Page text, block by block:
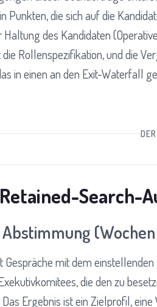
Punkten, die sich auf die
Haltung des Kandidaten
Rollenspezifikation, und die
in einen an den Exit-Waterfall
Search-
Abstimmung (Wochen
Gespräche mit dem
die den zu
Ergebnis ist ein Zielprofil,